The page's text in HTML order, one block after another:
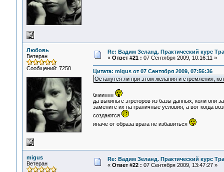
Любовь
Ветеран
Сообщений: 7250
Re: Вадим Зеланд. Практический курс
« Ответ #21 : 07 Сентября 2009, 10:16:11 »
Цитата: migus от 07 Сентября 2009, 07:56:36
Останутся ли при этом желания и стремления,
блииннн
да выкиньте эгрегоров из базы данных, коли они
замените их на граничные условия, а вот когда
создаются
иначе от образа врага не избавиться
migus
Ветеран
Re: Вадим Зеланд. Практический курс
« Ответ #22 : 07 Сентября 2009, 13:47:27 »